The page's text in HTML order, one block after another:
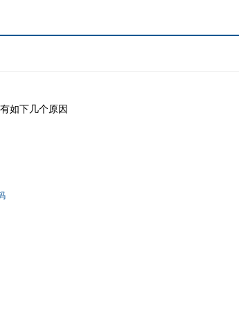
如下几个原因